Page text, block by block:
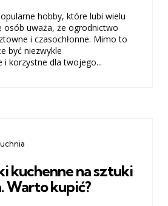
hobby, które lubi wielu
osób uważa, że ​​ogrodnictwo
i czasochłonne. Mimo to
być niezwykle
i korzystne dla twojego...
kuchenne na sztuki
Warto kupić?